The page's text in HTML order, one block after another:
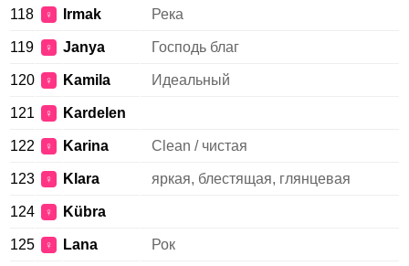
118 ♀ Irmak Река
119 ♀ Janya Господь благ
120 ♀ Kamila Идеальный
121 ♀ Kardelen
122 ♀ Karina Clean / чистая
123 ♀ Klara яркая, блестящая, глянцевая
124 ♀ Kübra
125 ♀ Lana Рок